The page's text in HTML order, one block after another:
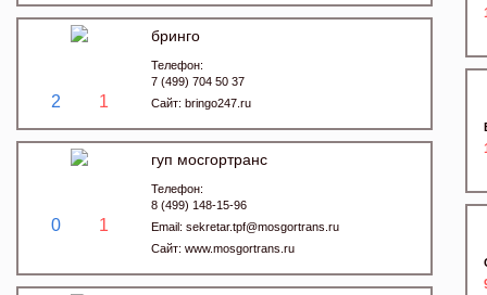
2 1
бринго
Телефон:
7 (499) 704 50 37
Сайт: bringo247.ru
0 1
гуп мосгортранс
Телефон:
8 (499) 148-15-96
Email: sekretar.tpf@mosgortrans.ru
Сайт: www.mosgortrans.ru